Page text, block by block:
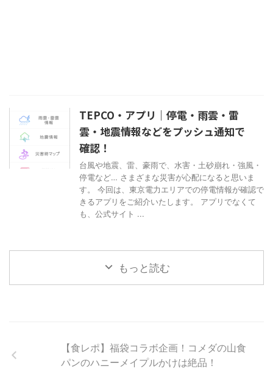
TEPCO・アプリ｜停電・雨雲・雷
雲・地震情報などをプッシュ通知で
確認！
台風や地震、雷、豪雨で、水害・土砂崩れ・強風・
停電など… さまざまな災害が心配になると思いま
す。 今回は、東京電力エリアでの停電情報が確認で
きるアプリをご紹介いたします。 アプリでなくて
も、公式サイト ...
もっと読む
【食レポ】福袋コラボ企画！コメダの山食
パンのハニーメイプルかけは絶品！